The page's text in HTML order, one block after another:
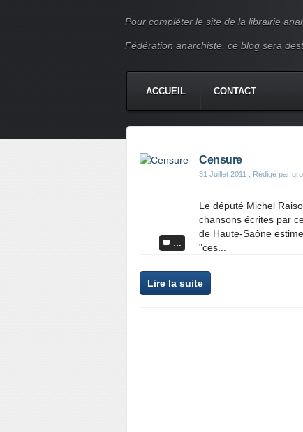
Pour compléter le site de la librairie
Fédération anarchiste, ce blog sera
ACCUEIL CONTACT
…
Censure
31 Juillet 2011 , Rédigé par
Le député Michel
chansons écrites par
de Haute-Saône
"ces...
Lire la suite